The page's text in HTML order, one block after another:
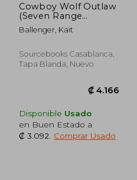
₡ 3.874
Cowboy Wolf Outlaw
(Seven Range
Shifters, 6) (en Inglés)
Ballenger, Kait
Sourcebooks Casablanca,
Tapa Blanda, Nuevo
Disponible Usado
en Buen Estado a
₡ 3.092
Comprar Usado